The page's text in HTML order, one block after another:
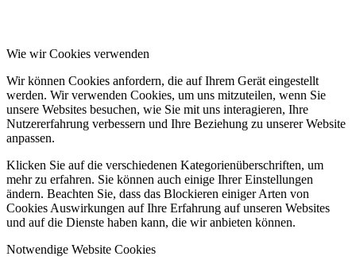
Wie wir Cookies verwenden
Wir können Cookies anfordern, die auf Ihrem Gerät eingestellt
werden. Wir verwenden Cookies, um uns mitzuteilen, wenn Sie
unsere Websites besuchen, wie Sie mit uns interagieren, Ihre
Nutzererfahrung verbessern und Ihre Beziehung zu unserer Website
anpassen.
Klicken Sie auf die verschiedenen Kategorienüberschriften, um
mehr zu erfahren. Sie können auch einige Ihrer Einstellungen
ändern. Beachten Sie, dass das Blockieren einiger Arten von
Cookies Auswirkungen auf Ihre Erfahrung auf unseren Websites
und auf die Dienste haben kann, die wir anbieten können.
Notwendige Website Cookies